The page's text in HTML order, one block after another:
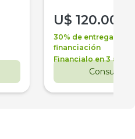
U$ 120.000
30% de entrega +
financiación
Financialo en 3 años
Consultar